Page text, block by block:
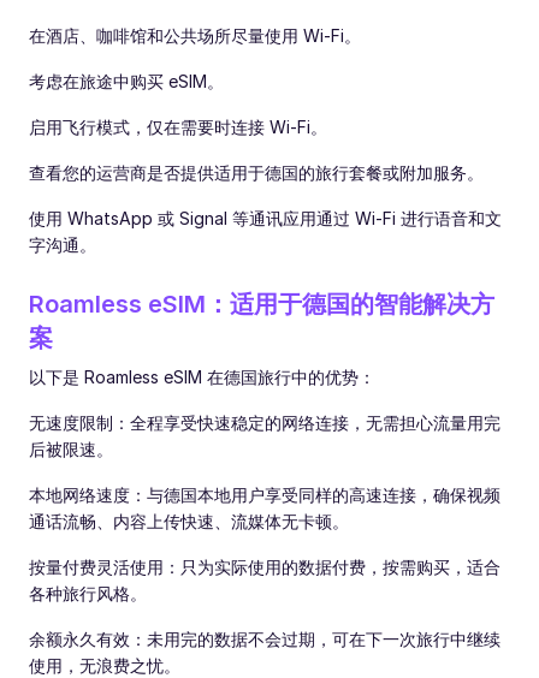
在酒店、咖啡馆和公共场所尽量使用 Wi-Fi。
考虑在旅途中购买 eSIM。
启用飞行模式，仅在需要时连接 Wi-Fi。
查看您的运营商是否提供适用于德国的旅行套餐或附加服务。
使用 WhatsApp 或 Signal 等通讯应用通过 Wi-Fi 进行语音和文
字沟通。
Roamless eSIM：适用于德国的智能解决方
案
以下是 Roamless eSIM 在德国旅行中的优势：
无速度限制：全程享受快速稳定的网络连接，无需担心流量用完
后被限速。
本地网络速度：与德国本地用户享受同样的高速连接，确保视频
通话流畅、内容上传快速、流媒体无卡顿。
按量付费灵活使用：只为实际使用的数据付费，按需购买，适合
各种旅行风格。
余额永久有效：未用完的数据不会过期，可在下一次旅行中继续
使用，无浪费之忧。